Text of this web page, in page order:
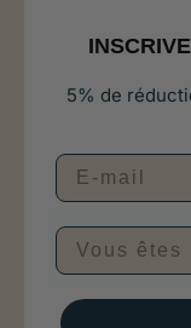
5% de
Vous êtes